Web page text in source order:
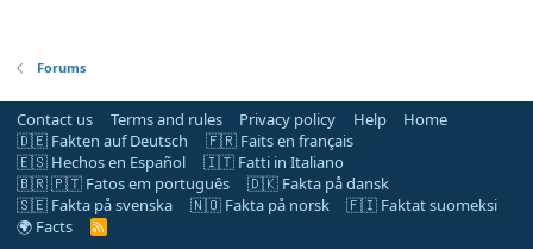
Forums
Contact us Terms and rules Privacy policy Help
Home
🇩🇪 Fakten auf Deutsch
🇫🇷 Faits en français
🇪🇸 Hechos en Español
🇮🇹 Fatti in Italiano
🇧🇷 🇵🇹 Fatos em português
🇩🇰 Fakta på dansk
🇸🇪 Fakta på svenska
🇳🇴 Fakta på norsk
🇫🇮 Faktat suomeksi
🌍 Facts
R